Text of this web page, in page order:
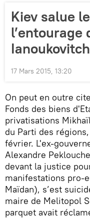
Kiev salue
l’entourage
Ianoukovitch
17 Mars 2015, 13:20
On peut en outre
Fonds des biens
privatisations
du Parti des
février. L'ex-
Alexandre
devant la justice
manifestations pro-
Maïdan), s’est
maire de Melitopol
parquet avait